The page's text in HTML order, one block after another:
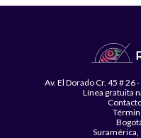
Av. El Dorado Cr. 45 #
Línea gratuita
Suramérica,